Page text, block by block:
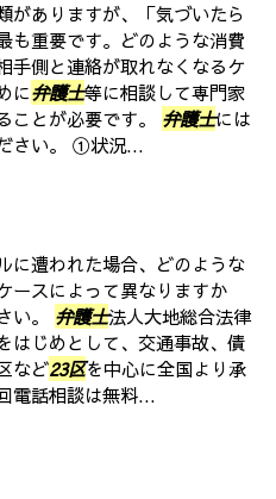
がありますが、「気づいたら
も重要です。どのような消費
手側と連絡が取れなくなるケ
に弁護士等に相談して専門家
ことが必要です。 弁護士には
さい。 ①状況...
に遭われた場合、どのような
ースによって異なりますか
い。 弁護士法人大地総合法律
はじめとして、交通事故、債
など23区を中心に全国より承
電話相談は無料...